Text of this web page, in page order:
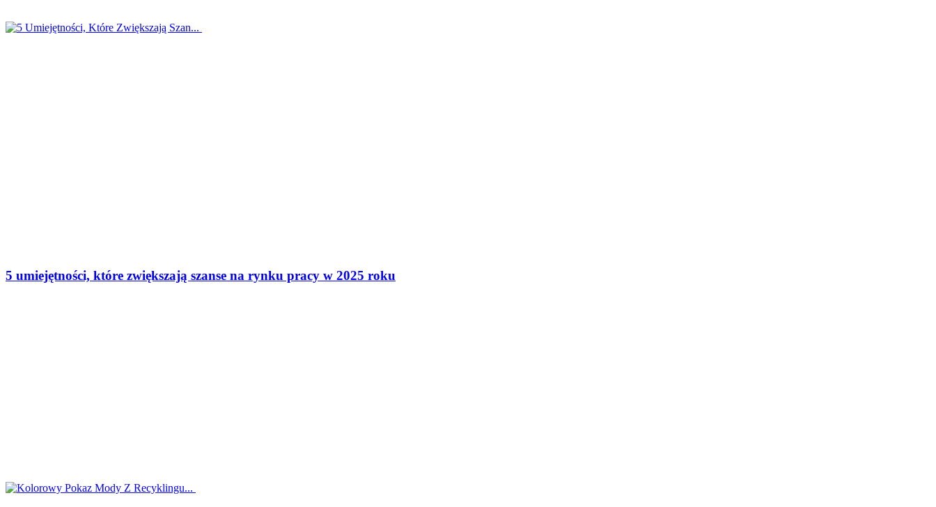
5 umiejętności, które zwiększają szanse na rynku pracy w 2025 roku